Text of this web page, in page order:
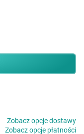
Zobacz opcje dostawy
Zobacz opcje płatności